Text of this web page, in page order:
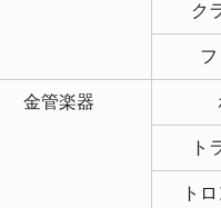
ク
フ
金管楽器
ト
ト